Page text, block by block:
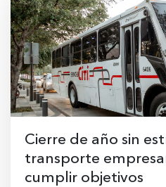
Cierre de año sin
transporte
cumplir objetivos